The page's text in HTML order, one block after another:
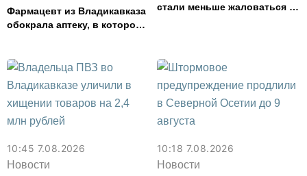
Фармацевт из Владикавказа
обокрала аптеку, в которой
стали меньше жаловаться на
10:45 7.08.2026
Новости
10:18 7.08.2026
Новости